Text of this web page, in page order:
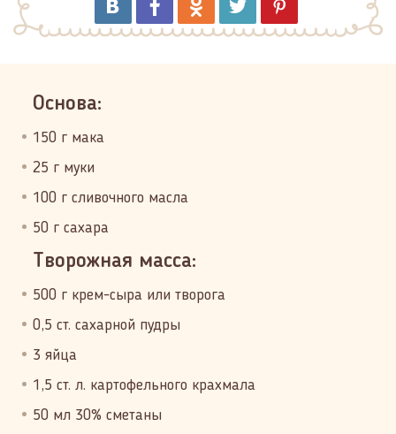
Основа:
150 г мака
25 г муки
100 г сливочного масла
50 г сахара
Творожная масса:
500 г крем-сыра или творога
0,5 ст. сахарной пудры
3 яйца
1,5 ст. л. картофельного крахмала
50 мл 30% сметаны